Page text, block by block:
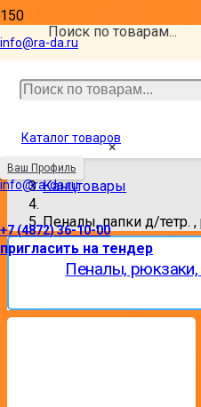
info@ra-da.ru
Поиск по товарам...
×
Каталог товаров
Ваш Профиль
info@ra-da.ru
+7 (4872) 36-10-00
пригласить на тендер
Пеналы, папки д/
сумки
Канцтовары
Пеналы, папки д/тетр.
Пеналы, рюкзаки,